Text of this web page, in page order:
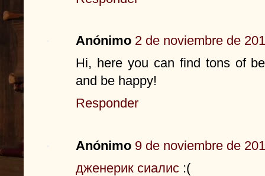
Anónimo 2 de noviembre de
Hi, here you can find tons of
and be happy!
Responder
Anónimo 9 de noviembre de
дженерик сиалис :(